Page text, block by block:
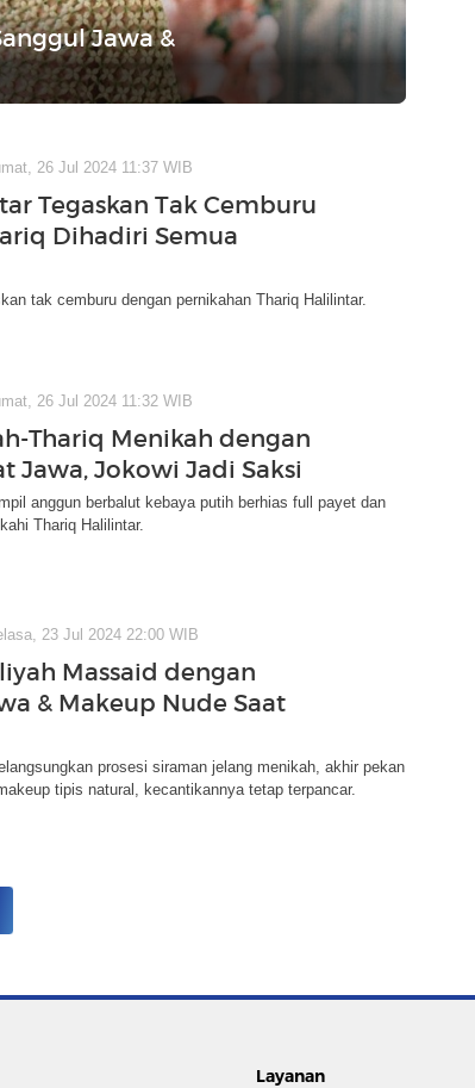
Jawa &
26 Jul 2024 11:37 WIB
Tegaskan Tak Cemburu
Dihadiri Semua
tak cemburu dengan pernikahan Thariq Halilintar.
26 Jul 2024 11:32 WIB
Thariq Menikah dengan
Jawa, Jokowi Jadi Saksi
anggun berbalut kebaya putih berhias full payet dan
Thariq Halilintar.
23 Jul 2024 22:00 WIB
Massaid dengan
& Makeup Nude Saat
prosesi siraman jelang menikah, akhir pekan
tipis natural, kecantikannya tetap terpancar.
Layanan